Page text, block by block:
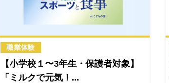
職業体験
【小学校１〜3年生・保護者対象】
「ミルクで元気！...